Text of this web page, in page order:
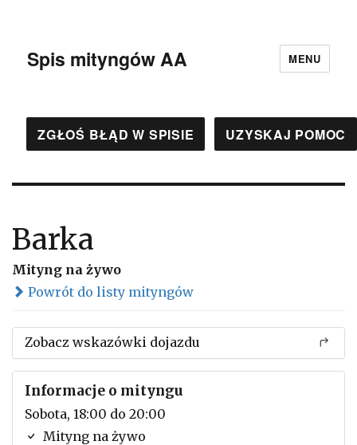
Spis mityngów AA MENU
ZGŁOŚ BŁĄD W SPISIE UZYSKAJ POMOC
Barka
Mityng na żywo
Powrót do listy mityngów
Zobacz wskazówki dojazdu
Informacje o mityngu
Sobota, 18:00 do 20:00
Mityng na żywo